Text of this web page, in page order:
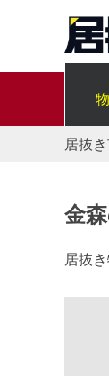
居抜
金
居抜